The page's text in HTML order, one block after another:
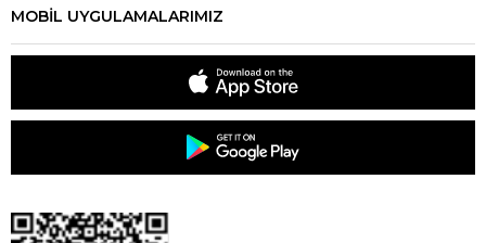
MOBİL UYGULAMALARIMIZ